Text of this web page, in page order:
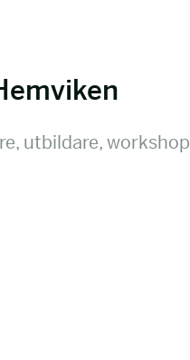
utbildare, workshop